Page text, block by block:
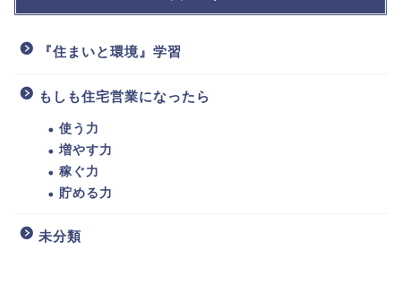
『住まいと環境』学習
もしも住宅営業になったら
使う力
増やす力
稼ぐ力
貯める力
未分類